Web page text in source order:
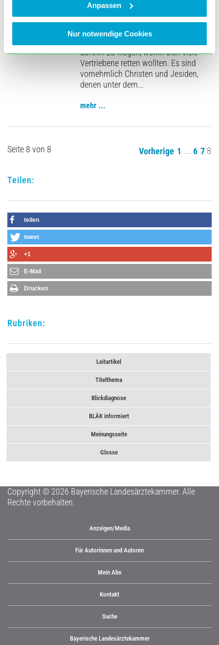
Anpassen
Nur notwendige Cookies
Jahres mit raschen Bodengewinnen
und menschenverachtenden Morden
im Irak von sich Reden machten,
bekamen wir den Auftrag, genau
dorthin zu fliegen, wohin sich viele
Vertriebene retten wollten. Es sind
vornehmlich Christen und Jesiden,
denen unter dem...
mehr ...
Seite 8 von 8 Vorherige 1 6 7 8
Teilen:
teilen
tweet
+1
E-Mail
Drucken
Rubriken:
Leitartikel
Titelthema
Blickdiagnose
BLÄK informiert
Meinungsseite
Glosse
Copyright © 2026 Bayerische Landesärztekammer. Alle
Rechte vorbehalten.
Anzeigen/Media
Für Autorinnen und Autoren
Mein Abo
Kontakt
Suche
Bayerische Landesärztekammer